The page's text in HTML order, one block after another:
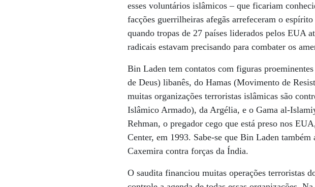
esses voluntários islâmicos – que ficariam
facções guerrilheiras afegãs arrefeceram o
quando tropas de 27 países liderados pelos EUA
radicais estavam precisando para combater os
Bin Laden tem contatos com figuras
de Deus) libanês, do Hamas (Movimento de
muitas organizações terroristas islâmicas são
Islâmico Armado), da Argélia, e o Gama al-
Rehman, o pregador cego que está preso nos
Center, em 1993. Sabe-se que Bin Laden
Caxemira contra forças da Índia.
O saudita financiou muitas operações terroristas